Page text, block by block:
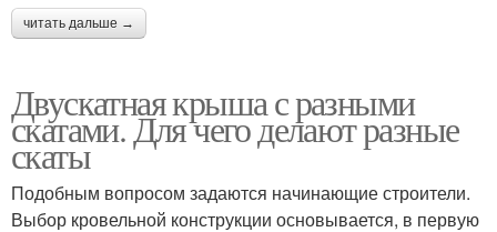
читать дальше →
Двускатная крыша с разными
скатами. Для чего делают разные
скаты
Подобным вопросом задаются начинающие строители.
Выбор кровельной конструкции основывается, в первую